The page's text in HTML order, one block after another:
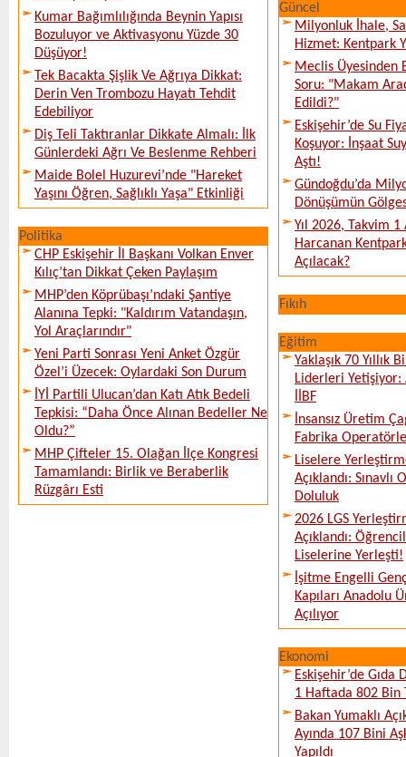
Kumar Bağımlılığında Beynin Yapısı
Bozuluyor ve Aktivasyonu Yüzde 30
Düşüyor!
Tek Bacakta Şişlik Ve Ağrıya Dikkat:
Derin Ven Trombozu Hayatı Tehdit
Edebiliyor
Diş Teli Taktıranlar Dikkate Almalı: İlk
Günlerdeki Ağrı Ve Beslenme Rehberi
Maide Bolel Huzurevi’nde "Hareket
Yaşını Öğren, Sağlıklı Yaşa" Etkinliği
Politika
CHP Eskişehir İl Başkanı Volkan Enver
Kılıç’tan Dikkat Çeken Paylaşım
MHP’den Köprübaşı’ndaki Şantiye
Alanına Tepki: "Kaldırım Vatandaşın,
Yol Araçlarındır"
Yeni Parti Sonrası Yeni Anket Özgür
Özel’i Üzecek: Oylardaki Son Durum
İYİ Partili Ulucan’dan Katı Atık Bedeli
Tepkisi: “Daha Önce Alınan Bedeller Ne
Oldu?”
MHP Çifteler 15. Olağan İlçe Kongresi
Tamamlandı: Birlik ve Beraberlik
Rüzgârı Esti
Güncel
Milyonluk İhale,
Hizmet: Kentpark
Meclis Üyesinden
Soru: "Makam
Edildi?"
Eskişehir’de Su
Koşuyor: İnşaat
Aştı!
Gündoğdu’da
Dönüşümün
Yıl 2026, Takvim
Harcanan
Açılacak?
Fıkıh
Eğitim
Yaklaşık 70 Yıllık
Liderleri
İİBF
İnsansız Üretim
Fabrika
Liselere
Açıklandı:
Doluluk
2026 LGS
Açıklandı:
Liselerine Yerleşti!
İşitme Engelli
Kapıları Anadolu
Açılıyor
Ekonomi
Eskişehir’de
1 Haftada 802 Bin
Bakan Yumaklı
Ayında 107 Bini
Yapıldı